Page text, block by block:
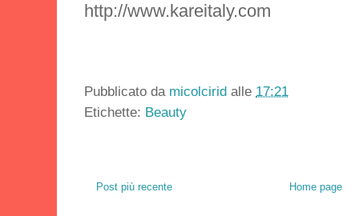
http://www.kareitaly.com
Pubblicato da micolcirid alle 17:21
Etichette: Beauty
Post più recente Home page